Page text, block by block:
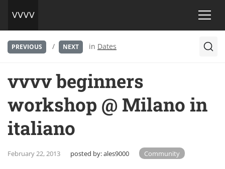
PREVIOUS / NEXT in Dates
vvvv beginners
workshop @ Milano in
italiano
February 22, 2013 posted by:ales9000 Community